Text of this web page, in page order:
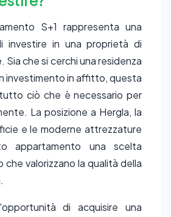
S+1 rappresenta una
investire in una proprietà di
Sia che si cerchi una residenza
investimento in affitto, questa
ciò che è necessario per
La posizione a Hergla, la
e le moderne attrezzature
appartamento una scelta
che valorizzano la qualità della
di acquisire una